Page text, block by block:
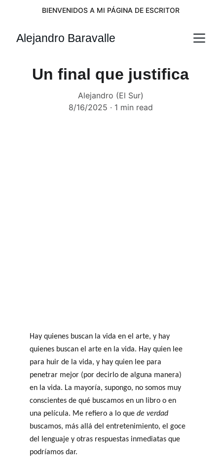
BIENVENIDOS A MI PÁGINA DE ESCRITOR
Alejandro Baravalle
Un final que justifica
Alejandro (El Sur)
8/16/2025
1 min read
Hay quienes buscan la vida en el arte, y hay
quienes buscan el arte en la vida. Hay quien lee
para huir de la vida, y hay quien lee para
penetrar mejor (por decirlo de alguna manera)
en la vida. La mayoría, supongo, no somos muy
conscientes de qué buscamos en un libro o en
una película. Me refiero a lo que de verdad
buscamos, más allá del entretenimiento, el goce
del lenguaje y otras respuestas inmediatas que
podríamos dar.